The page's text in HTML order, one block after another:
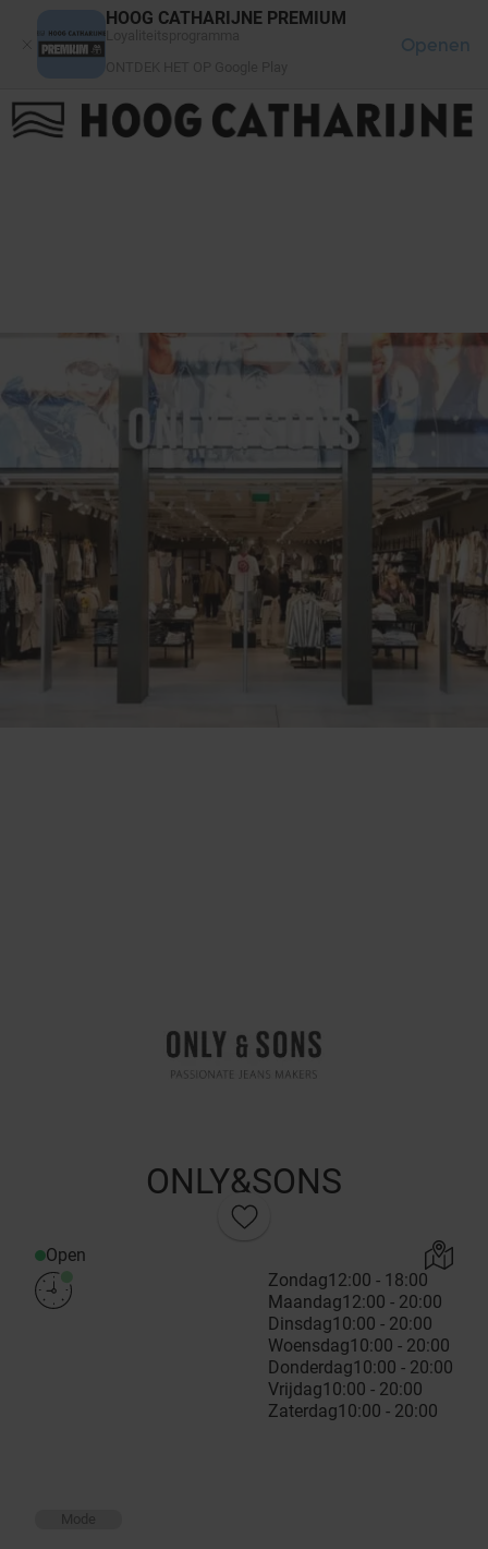
HOOG CATHARIJNE PREMIUM
Openen
FAQ
HET WINKELCENTRUM
LOG IN
ONLY&SONS
Open
Zondag12:00 - 18:00
Maandag12:00 - 20:00
Dinsdag10:00 - 20:00
Woensdag10:00 - 20:00
Donderdag10:00 - 20:00
Vrijdag10:00 - 20:00
Zaterdag10:00 - 20:00
Mode
Cookies beheer paneel